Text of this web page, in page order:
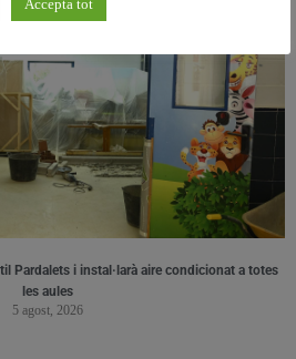
Pardalets i instal·larà aire condicionat a totes
les aules
5 agost, 2026
Accepta tot